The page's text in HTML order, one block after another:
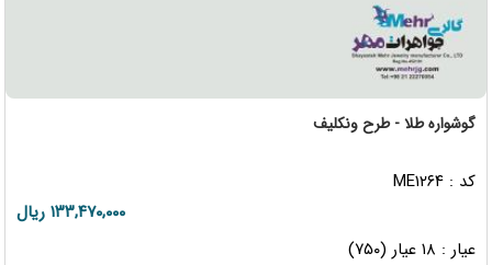
گوشواره طلا - طرح ونکلیف
کد : ME۱۲۶۴
۱۳۳,۴۷۰,۰۰۰ ریال
عیار : ۱۸ عیار (۷۵۰)